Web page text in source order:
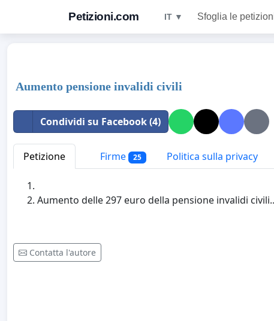
Petizioni.com IT ▼ Sfoglia le
Aumento pensione invalidi civili
Condividi su Facebook (4)
Petizione Firme 25 Politica sulla privacy
Aumento delle 297 euro della pensione invalidi
Contatta l'autore